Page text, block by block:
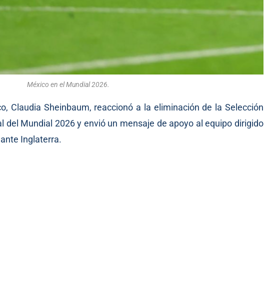
México en el Mundial 2026.
Claudia Sheinbaum, reaccionó a la eliminación de la Selección
del Mundial 2026 y envió un mensaje de apoyo al equipo dirigido
Inglaterra.